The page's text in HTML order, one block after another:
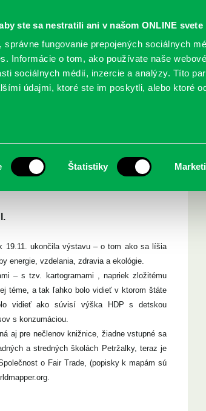
ste sa nestratili ani v našom ONLINE svete
správne fungovanie prepojených sociálnych
Informácie o tom, ako používate naše
sociálnych médií, inzercie a analýzy. Títo
údajmi, ktoré ste im poskytli, alebo ktoré
Štatistiky
PODUJATIA POBOČKY O
19.11. ukončila výstavu – o tom ako sa líšia
energie, vzdelania, zdravia a ekológie.
– s tzv. kartogramami , napriek zložitému
téme, a tak ľahko bolo vidieť v ktorom štáte
vidieť ako súvisí výška HDP s detskou
s konzumáciou.
aj pre nečlenov knižnice, žiadne vstupné sa
a stredných školách Petržalky, teraz je
o Fair Trade, (popisky k mapám sú